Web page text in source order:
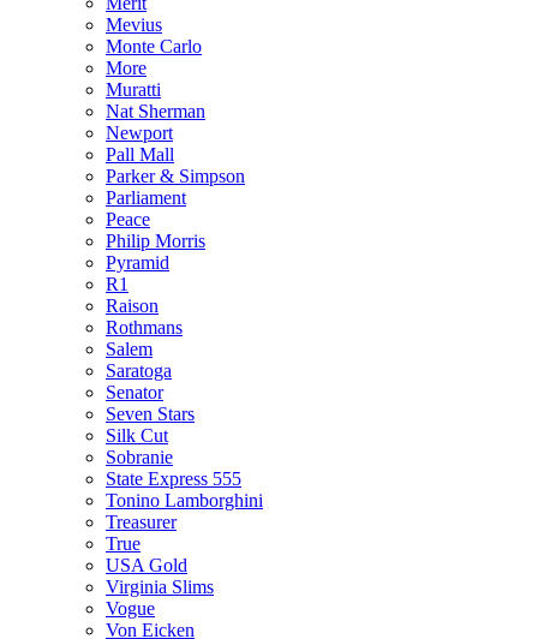
Mevius
Monte Carlo
More
Muratti
Nat Sherman
Newport
Pall Mall
Parker & Simpson
Parliament
Peace
Philip Morris
Pyramid
R1
Raison
Rothmans
Salem
Saratoga
Senator
Seven Stars
Silk Cut
Sobranie
State Express 555
Tonino Lamborghini
Treasurer
True
USA Gold
Virginia Slims
Vogue
Von Eicken